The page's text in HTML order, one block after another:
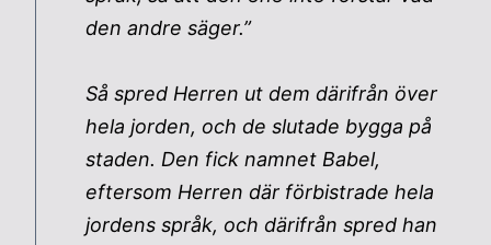
den andre säger.”
Så spred Herren ut dem därifrån över
hela jorden, och de slutade bygga på
staden. Den fick namnet Babel,
eftersom Herren där förbistrade hela
jordens språk, och därifrån spred han